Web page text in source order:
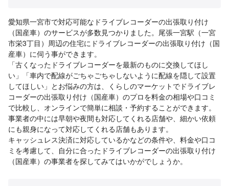
愛知県一宮市で対応可能なドライブレコーダーの出張取り付け
（国産車）のサービスが多数見つかりました。尾張一宮駅（一宮
市栄3丁目）周辺の住宅にドライブレコーダーの出張取り付け（国
産車）に伺う事ができます。
「古くなったドライブレコーダーを最新のものに交換してほし
い」「車内で配線がごちゃごちゃしないように配線を隠して設置
してほしい」とお悩みの方は、くらしのマーケットでドライブレ
コーダーの出張取り付け（国産車）のプロを料金の相場や口コミ
で比較し、オンラインで簡単に相談・予約することができます。
事業者の中には早朝や夜間も対応してくれる店舗や、細かい依頼
にも親身になって対応してくれる店舗もあります。
キャッシュレス決済に対応しているかなどの条件や、料金や口コ
ミを考慮して、自分に合ったドライブレコーダーの出張取り付け
（国産車）の事業者を探してみてはいかがでしょうか。